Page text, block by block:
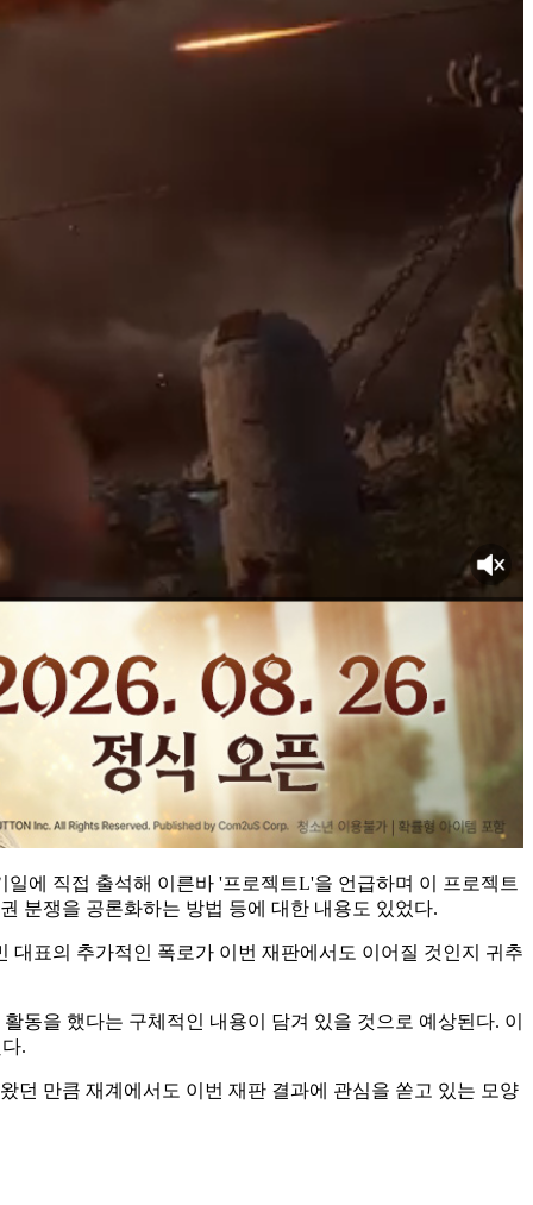
에 직접 출석해 이른바 '프로젝트L'을 언급하며 이 프로젝트
분쟁을 공론화하는 방법 등에 대한 내용도 있었다.
표의 추가적인 폭로가 이번 재판에서도 이어질 것인지 귀추
동을 했다는 구체적인 내용이 담겨 있을 것으로 예상된다. 이
.
던 만큼 재계에서도 이번 재판 결과에 관심을 쏟고 있는 모양